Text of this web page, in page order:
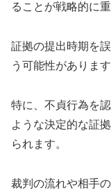
ることが戦略的に重
証拠の提出時期を
う可能性があります
特に、不貞行為を
ような決定的な証
られます。
裁判の流れや相手